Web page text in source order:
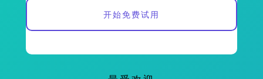
开始免费试用